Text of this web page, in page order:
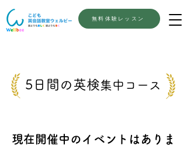
無料体験レッスン
5日間の英検集中コース
現在開催中のイベントはありま